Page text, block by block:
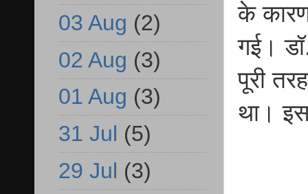
के
गई।
पूरी
था।
03 Aug (2)
02 Aug (3)
01 Aug (3)
31 Jul (5)
29 Jul (3)